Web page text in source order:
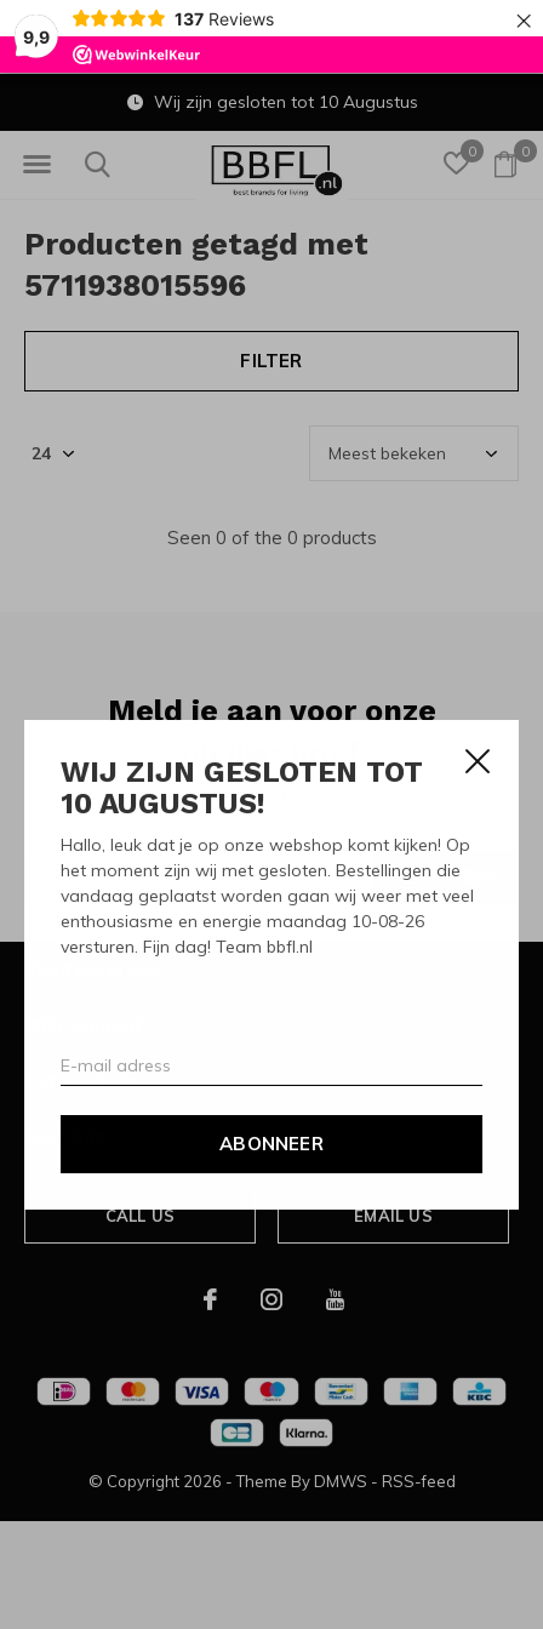
9,9
137 Reviews ×
WIJ ZIJN GESLOTEN TOT
10 AUGUSTUS!
Hallo, leuk dat je op onze webshop komt kijken! Op
het moment zijn wij met gesloten. Bestellingen die
vandaag geplaatst worden gaan wij weer met veel
enthousiasme en energie maandag 10-08-26
versturen. Fijn dag! Team bbfl.nl
ABONNEER
0 0
Wij zijn gesloten tot 10 Augustus
Producten getagd met
5711938015596
FILTER
Seen 0 of the 0 products
Meld je aan voor onze
Ontvang de nieuwste aanbiedingen en promoties
ABONNEER
Categorieën
CALL US EMAIL US
© Copyright 2026 - Theme By DMWS - RSS-feed